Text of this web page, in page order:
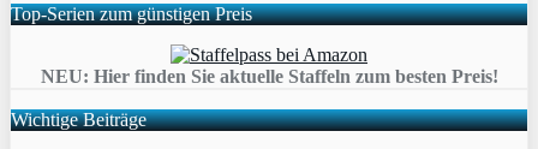
Top-Serien zum günstigen Preis
NEU: Hier finden Sie aktuelle Staffeln zum besten Preis!
Wichtige Beiträge